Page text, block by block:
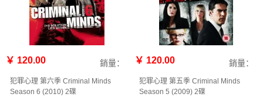
￥ 120.00 銷量：
犯罪心理 第六季 Criminal Minds
Season 6‎ (2010) 2碟
￥ 120.00 銷量：
犯罪心理 第五季 Criminal Minds
Season 5‎ (2009) 2碟